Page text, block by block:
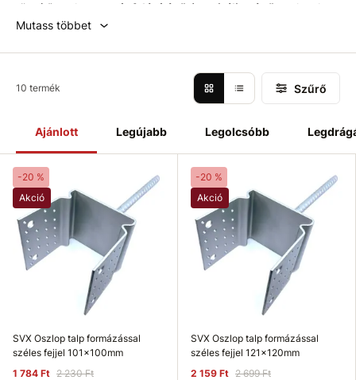
rögzítősarok
masszív felépítésű és spirális végű , melynek
köszönhetően könnyen a talajba szerelhető. A
talajba helyezett tüskék szilárd és biztonságos alapként
szolgálnak kerti kerítések, boltívek vagy egyéb kerti
építmények felszereléséhez.
Mutass többet
Ajánlott Legújabb Legolcsóbb
10 termék Szűrő
-20 %
Akció
SVX Oszlop talp formázással
széles fejjel 101x100mm
1 784 Ft 2 230 Ft
-20 %
Akció
SVX Oszlop talp formázással
széles fejjel 121x120mm
2 159 Ft 2 699 Ft